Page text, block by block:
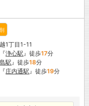
1丁目1-11
浄心駅 』徒歩17分
駅 』徒歩18分
庄内通駅 』徒歩19分